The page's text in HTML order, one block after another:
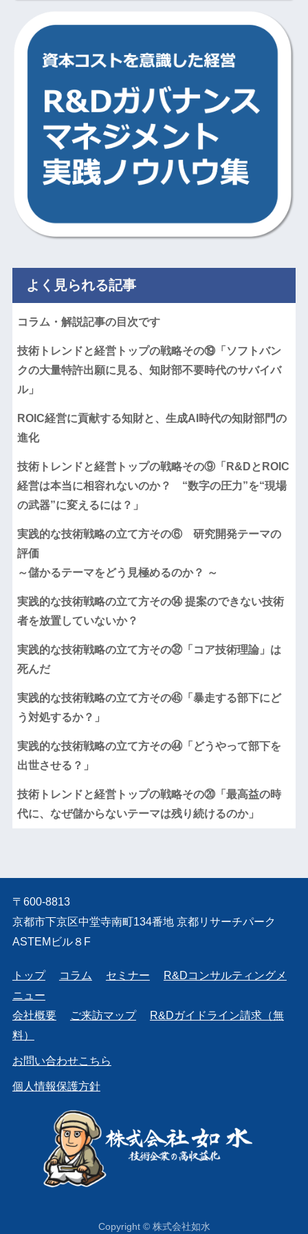
よく見られる記事
コラム・解説記事の目次です
技術トレンドと経営トップの戦略その⑲「ソフトバン
クの大量特許出願に見る、知財部不要時代のサバイバ
ル」
ROIC経営に貢献する知財と、生成AI時代の知財部門の
進化
技術トレンドと経営トップの戦略その⑨「R&DとROIC
経営は本当に相容れないのか？ “数字の圧力”を“現場
の武器”に変えるには？」
実践的な技術戦略の立て方その⑥ 研究開発テーマの
評価
～儲かるテーマをどう見極めるのか？ ～
実践的な技術戦略の立て方その⑭ 提案のできない技術
者を放置していないか？
実践的な技術戦略の立て方その㉜「コア技術理論」は
死んだ
実践的な技術戦略の立て方その㊺「暴走する部下にど
う対処するか？」
実践的な技術戦略の立て方その㊹「どうやって部下を
出世させる？」
技術トレンドと経営トップの戦略その⑳「最高益の時
代に、なぜ儲からないテーマは残り続けるのか」
〒600-8813
京都市下京区中堂寺南町134番地 京都リサーチパーク
ASTEMビル８F
トップ コラム セミナー
R&Dコンサルティングメ
ニュー
会社概要
ご来訪マップ
R&Dガイドライン請求（無
料）
お問い合わせこちら
個人情報保護方針
Copyright © 株式会社如水